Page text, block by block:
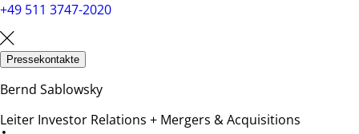
+49 511 3747-2020
Pressekontakte
Bernd Sablowsky
Leiter Investor Relations + Mergers & Acquisitions